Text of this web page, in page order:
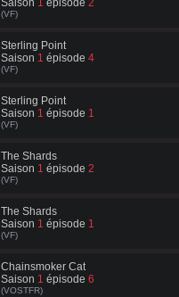
(VF)
Sterling Point
Saison 1 épisode 4
(VF)
Sterling Point
Saison 1 épisode 1
(VF)
The Shards
Saison 1 épisode 2
(VF)
The Shards
Saison 1 épisode 1
(VF)
Chainsmoker Cat
Saison 1 épisode 6
(VOSTFR)